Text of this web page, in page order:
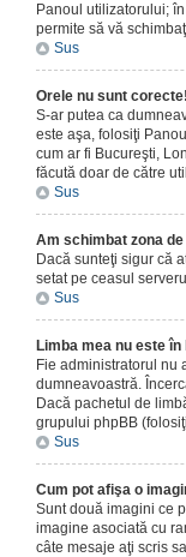
Panoul utilizatorului;
permite să vă
Sus
Orele nu sunt corecte!
S-ar putea ca
este aşa, folosiţi
cum ar fi Bucureşti,
făcută doar de către
Sus
Am schimbat zona
Dacă sunteţi sigur că
setat pe ceasul
Sus
Limba mea nu este în
Fie administratorul nu
dumneavoastră.
Dacă pachetul de
grupului phpBB
Sus
Cum pot afişa o
Sunt două imagini ce
imagine asociată cu
câte mesaje aţi scris